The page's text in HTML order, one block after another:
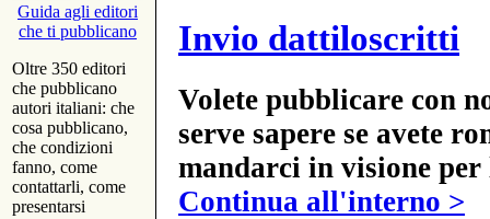
Guida agli editori
che ti pubblicano
Oltre 350 editori
che pubblicano
autori italiani: che
cosa pubblicano,
che condizioni
fanno, come
contattarli, come
presentarsi
Invio dattiloscritti
Volete pubblicare con
serve sapere se avete
mandarci in visione
Continua all'interno >